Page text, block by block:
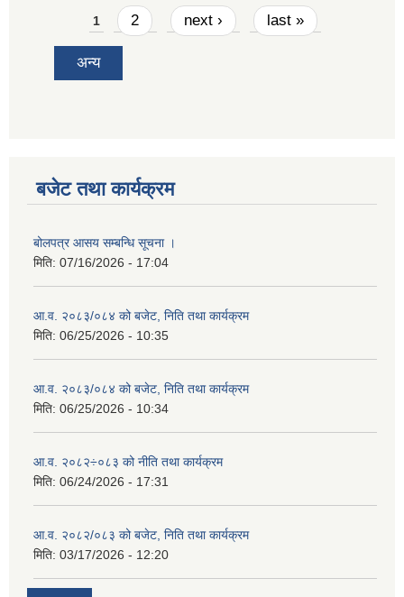
Pages
1 2 next › last »
अन्य
बजेट तथा कार्यक्रम
बोलपत्र आसय सम्बन्धि सूचना ।
मिति: 07/16/2026 - 17:04
आ.व. २०८३/०८४ को बजेट, निति तथा कार्यक्रम
मिति: 06/25/2026 - 10:35
आ.व. २०८३/०८४ को बजेट, निति तथा कार्यक्रम
मिति: 06/25/2026 - 10:34
आ.व. २०८२÷०८३ को नीति तथा कार्यक्रम
मिति: 06/24/2026 - 17:31
आ.व. २०८२/०८३ को बजेट, निति तथा कार्यक्रम
मिति: 03/17/2026 - 12:20